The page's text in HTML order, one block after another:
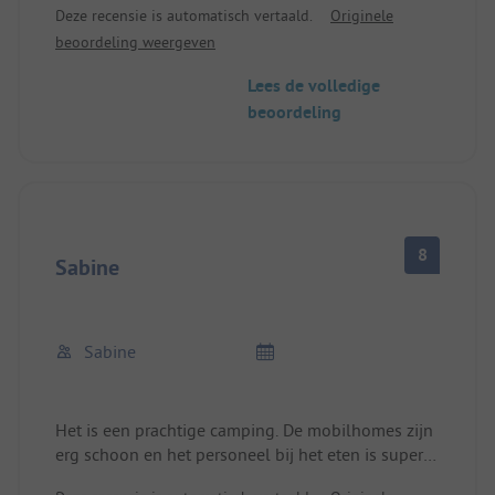
hebt is in de buurt, je kunt zelfs lopend naar de
supermarkt. Het sanitair is niet state of the art,
Wij hebben hier meerdere keren gelogeerd en
Deze recensie is automatisch vertaald.
Originele
beoordeling weergeven
Lees de volledige
beoordeling
Sabine 8
Sabine
Het is een prachtige camping. De mobilhomes zijn
erg schoon en het personeel bij het eten is super